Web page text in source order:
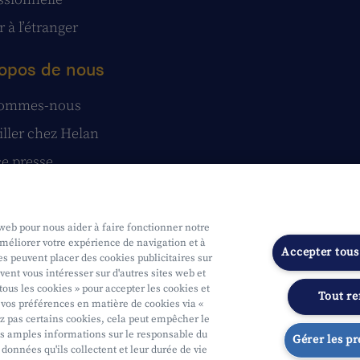
à l’étranger
de nous
nous
chez Helan
presse
et réclamations
Soumis au contrôle de l'OCM Segmentation Déclaration
pour nous aider à faire fonctionner notre
votre expérience de navigation et à
peuvent placer des cookies publicitaires sur
vous intéresser sur d'autres sites web et
les cookies » pour accepter les cookies et
préférences en matière de cookies via «
pas certains cookies, cela peut empêcher le
amples informations sur le responsable du
qu'ils collectent et leur durée de vie
Accepter
Tout
Gérer les